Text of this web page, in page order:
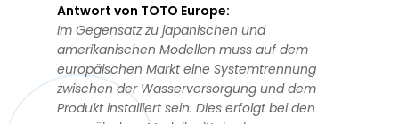
Antwort von TOTO Europe:
Im Gegensatz zu japanischen und
amerikanischen Modellen muss auf dem
europäischen Markt eine Systemtrennung
zwischen der Wasserversorgung und dem
Produkt installiert sein. Dies erfolgt bei den